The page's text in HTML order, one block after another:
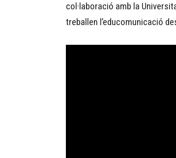
col·laboració amb la
treballen l’educomunicació